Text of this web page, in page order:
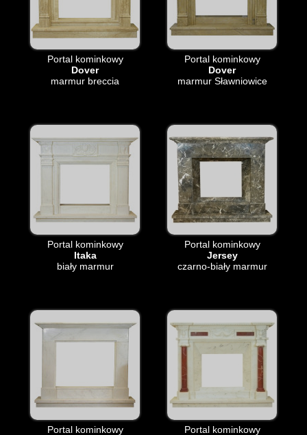
Portal kominkowy
Dover
marmur breccia
Portal kominkowy
Dover
marmur Sławniowice
Portal kominkowy
Itaka
biały marmur
Portal kominkowy
Jersey
czarno-biały marmur
Portal kominkowy
Portal kominkowy